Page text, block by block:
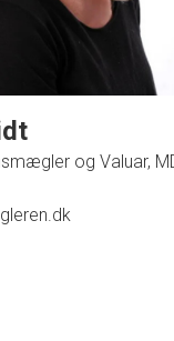
vi står klar til at fremvise.
og Valuar,